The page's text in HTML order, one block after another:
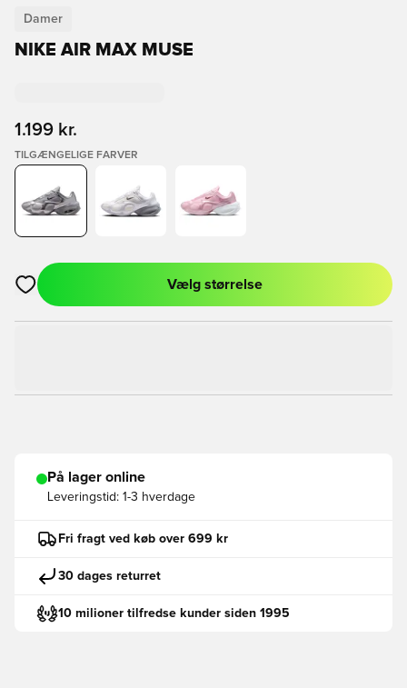
Damer
NIKE AIR MAX MUSE
1.199 kr.
TILGÆNGELIGE FARVER
Åbner en Modal til at logge ind eller tilmelde dig som medlem
Vælg størrelse
På lager online
Leveringstid: 1-3 hverdage
Fri fragt ved køb over 699 kr
30 dages returret
10 milioner tilfredse kunder siden 1995